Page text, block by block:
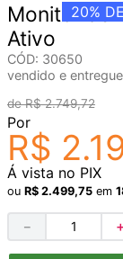
20%
Monitor de
Ativo
CÓD: 30650
vendido e
R$ 2.749,72
Por
R$ 2.
Á vista no PIX
ou R$ 2.499,75 em
－